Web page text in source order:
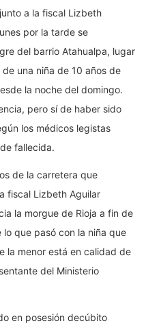
a la fiscal Lizbeth
por la tarde se
del barrio Atahualpa, lugar
una niña de 10 años de
la noche del domingo.
pero sí de haber sido
los médicos legistas
fallecida.
de la carretera que
fiscal Lizbeth Aguilar
la morgue de Rioja a fin de
que pasó con la niña que
la menor está en calidad de
del Ministerio
en posesión decúbito